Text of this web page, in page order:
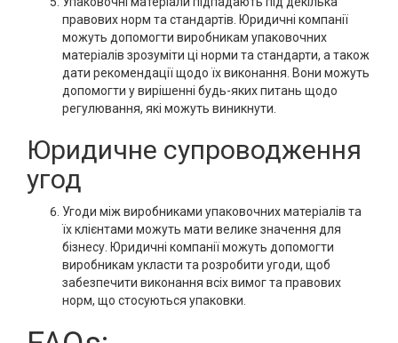
правових норм та стандартів. Юридичні компанії
можуть допомогти виробникам упаковочних
матеріалів зрозуміти ці норми та стандарти, а також
дати рекомендації щодо їх виконання. Вони можуть
допомогти у вирішенні будь-яких питань щодо
регулювання, які можуть виникнути.
Юридичне супроводження
угод
Угоди між виробниками упаковочних матеріалів та
їх клієнтами можуть мати велике значення для
бізнесу. Юридичні компанії можуть допомогти
виробникам укласти та розробити угоди, щоб
забезпечити виконання всіх вимог та правових
норм, що стосуються упаковки.